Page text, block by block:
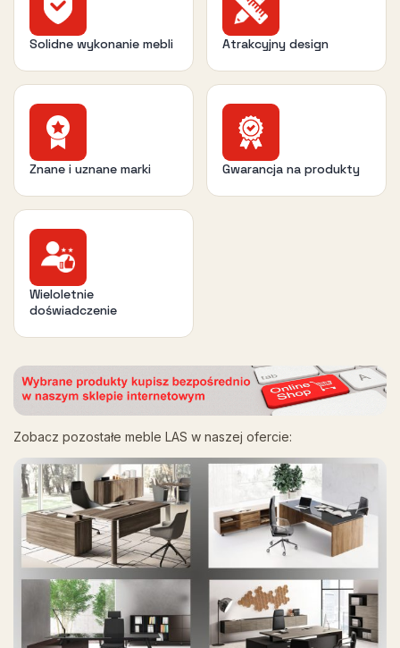
Solidne wykonanie mebli Atrakcyjny design
Znane i uznane marki Gwarancja na produkty
Wieloletnie
doświadczenie
Zobacz pozostałe meble LAS w naszej ofercie: